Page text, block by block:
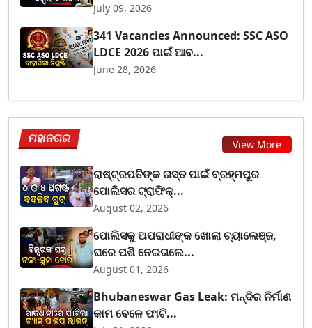
July 09, 2026
341 Vacancies Announced: SSC ASO
LDCE 2026 ପାଇଁ ଆବ...
June 28, 2026
ମହାନଗର View More
ରାଷ୍ଟ୍ରପତିଙ୍କ ଗସ୍ତ ପାଇଁ ବ୍ରହ୍ମପୁର
ପୋଲିସର ଟ୍ରାଫିକ୍...
August 02, 2026
ପୋଲିସକୁ ଅପରାଧୀଙ୍କ ଖୋଲା ଚ୍ୟାଲେଞ୍ଜ,
ଘରେ ପଶି ନେଇଗଲେ...
August 01, 2026
Bhubaneswar Gas Leak: ମନ୍ଦିର ନିର୍ମାଣ
କାମ ବେଳେ ଫାଟି...